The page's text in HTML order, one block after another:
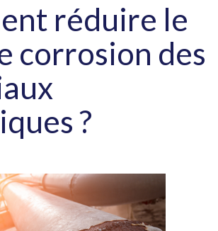
réduire le
corrosion des
?